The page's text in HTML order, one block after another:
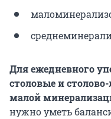
Для ежедневного
столовые и
малой
нужно уметь